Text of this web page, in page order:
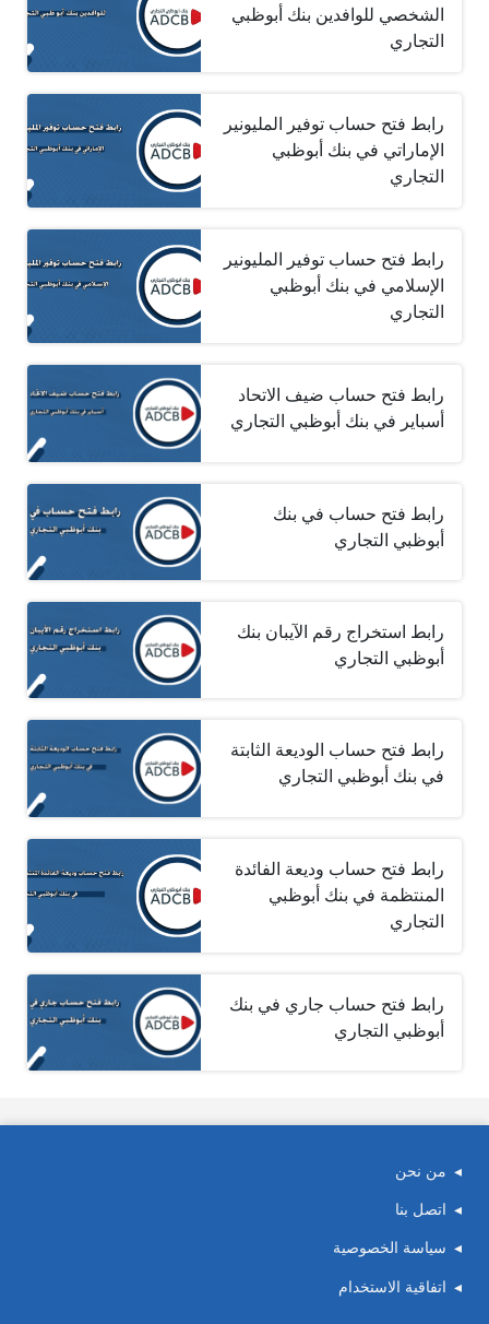
الشخصي للوافدين بنك أبوظبي
التجاري
رابط فتح حساب توفير المليونير
الإماراتي في بنك أبوظبي
التجاري
رابط فتح حساب توفير المليونير
الإسلامي في بنك أبوظبي
التجاري
رابط فتح حساب ضيف الاتحاد
أسباير في بنك أبوظبي التجاري
رابط فتح حساب في بنك
أبوظبي التجاري
رابط استخراج رقم الآيبان بنك
أبوظبي التجاري
رابط فتح حساب الوديعة الثابتة
في بنك أبوظبي التجاري
رابط فتح حساب وديعة الفائدة
المنتظمة في بنك أبوظبي
التجاري
رابط فتح حساب جاري في بنك
أبوظبي التجاري
من نحن
اتصل بنا
سياسة الخصوصية
اتفاقية الاستخدام